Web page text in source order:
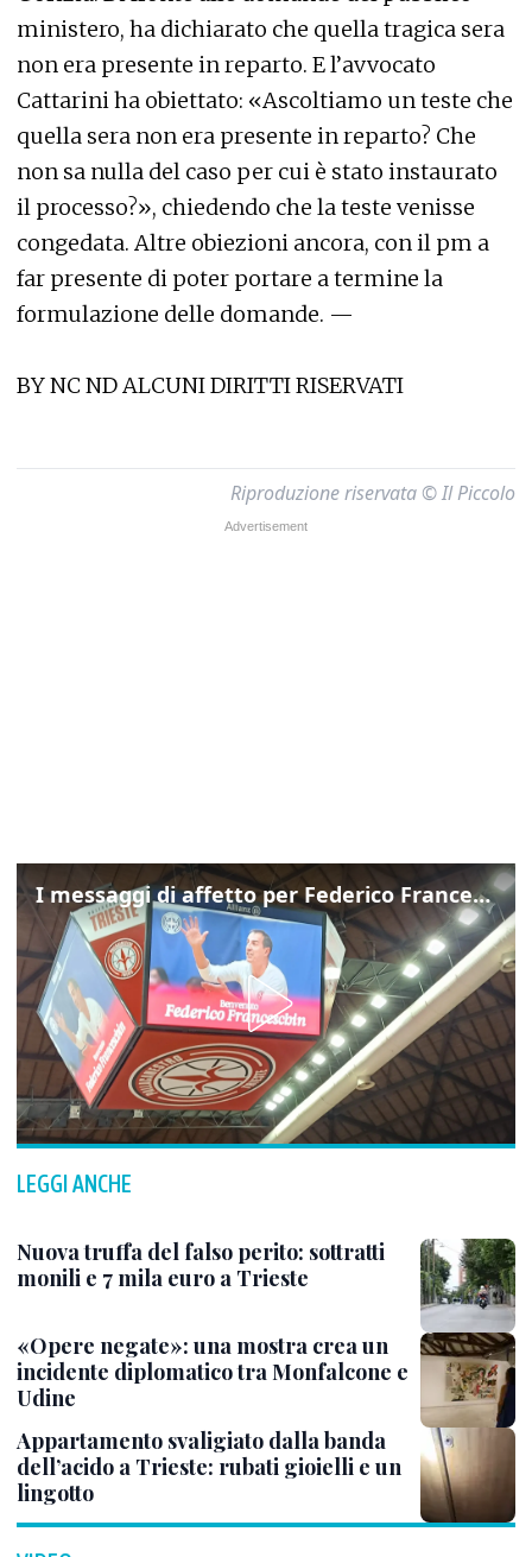
ministero, ha dichiarato che quella tragica sera
non era presente in reparto. E l’avvocato
Cattarini ha obiettato: «Ascoltiamo un teste che
quella sera non era presente in reparto? Che
non sa nulla del caso per cui è stato instaurato
il processo?», chiedendo che la teste venisse
congedata. Altre obiezioni ancora, con il pm a
far presente di poter portare a termine la
formulazione delle domande. —
BY NC ND ALCUNI DIRITTI RISERVATI
Riproduzione riservata © Il Piccolo
I messaggi di affetto per Federico Franceschin: così il mondo del basket gli è stato accanto fino all’ultimo
LEGGI ANCHE
Nuova truffa del falso perito: sottratti
monili e 7 mila euro a Trieste
«Opere negate»: una mostra crea un
incidente diplomatico tra Monfalcone e
Udine
Appartamento svaligiato dalla banda
dell’acido a Trieste: rubati gioielli e un
lingotto